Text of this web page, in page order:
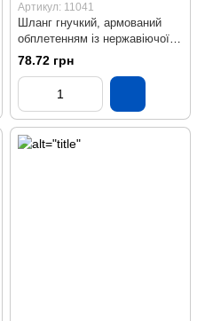
Артикул: 11041
Шланг гнучкий, армований
обплетенням із нержавіючої
сталі (ВЗ), L = 600 мм
78.72 грн